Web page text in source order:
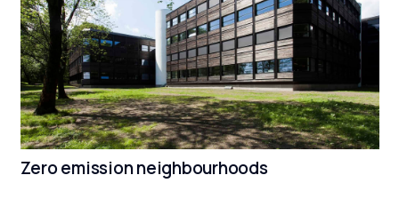
Zero emission neighbourhoods